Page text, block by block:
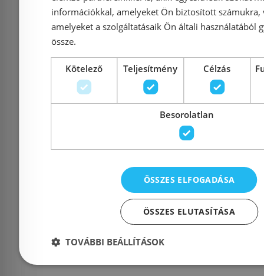
Elérhetőségek
Cím:
1135 Budapest, Reitter
56.
Nyitvatartás:Hétfő - Péntek: 9-17 :: Sz
2026. 08.08. ZÁRVA
Telefon:
06 20 994 0447::06
info@szaniterplaza.hu
információkkal, amelyeket Ön biztosított számukra,
amelyeket a szolgáltatásaik Ön általi használatából
össze.
Kötelező Teljesítmény Célzás
Besorolatlan
ÖSSZES ELFOGADÁSA
ÖSSZES ELUTASÍTÁSA
TOVÁBBI BEÁLLÍTÁSOK